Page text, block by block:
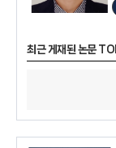
최근 게재된 논문